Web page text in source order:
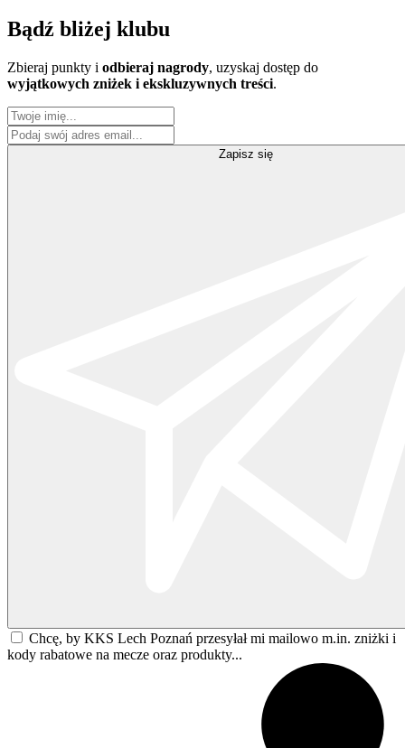
Bądź bliżej klubu
Zbieraj punkty i odbieraj nagrody, uzyskaj dostęp do
wyjątkowych zniżek i ekskluzywnych treści.
Zapisz się
Chcę, by KKS Lech Poznań przesyłał mi mailowo m.in. zniżki i
kody rabatowe na mecze oraz produkty...